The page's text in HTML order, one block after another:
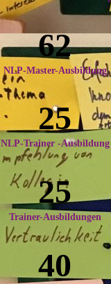
62
NLP-Master-Ausbildung
25
NLP-Trainer -Ausbildung
25
Trainer-Ausbildungen
40